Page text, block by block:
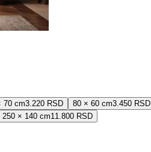
70 cm3.220 RSD 80 × 60 cm3.450 RSD
250 × 140 cm11.800 RSD